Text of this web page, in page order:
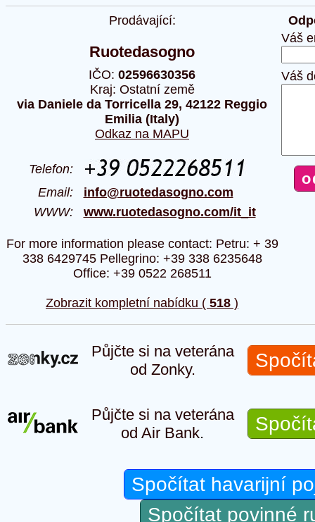
Prodávající:
Ruotedasogno
IČO: 02596630356
Kraj: Ostatní země
via Daniele da Torricella 29, 42122 Reggio
Emilia (Italy)
Odkaz na MAPU
Telefon:
Email: info@ruotedasogno.com
WWW: www.ruotedasogno.com/it_it
For more information please contact: Petru: + 39
338 6429745 Pellegrino: +39 338 6235648
Office: +39 0522 268511
Zobrazit kompletní nabídku ( 518 )
Váš
Váš
Půjčte si na veterána
od Zonky.
Půjčte si na veterána
od Air Bank.
Spočítat havarijní
Spočítat povinné